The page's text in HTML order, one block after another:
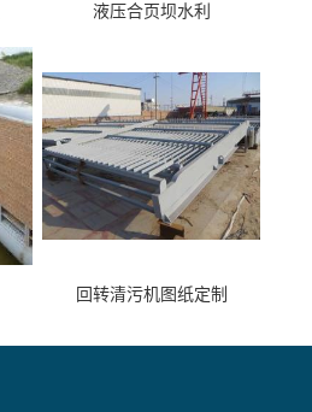
液压合页坝水利
回转清污机图纸定制